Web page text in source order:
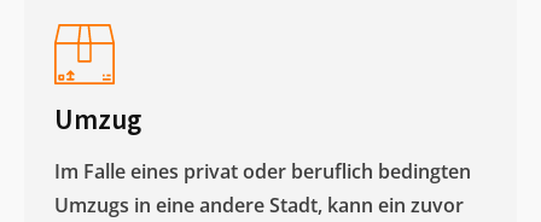
Umzug
Im Falle eines privat oder beruflich bedingten
Umzugs in eine andere Stadt, kann ein zuvor